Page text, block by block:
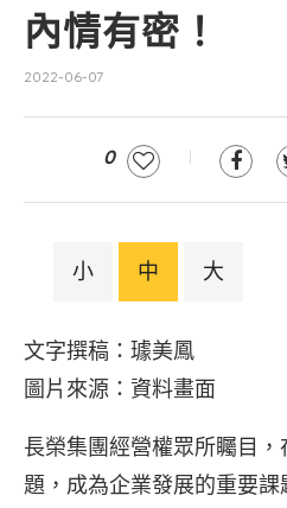
內情有密！
2022-06-07
0
小 中 大
文字撰稿：璩美鳳
圖片來源：資料畫面
長榮集團經營權眾所矚目
題，成為企業發展的重要課